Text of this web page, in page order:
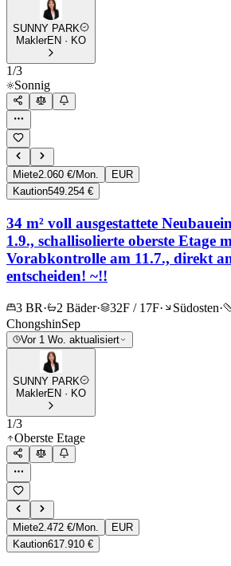
SUNNY PARK
MaklerEN · KO
1/3
Sonnig
Miete2.060 €/Mon.
EUR
Kaution549.254 €
34 m² voll ausgestattete
1.9., schallisolierte oberste Etage
Vorabkontrolle am 11.7., direkt
entscheiden! ~!!
3 BR· 2 Bäder· 32F / 17F· Südosten·
ChongshinSep
Vor 1 Wo. aktualisiert
SUNNY PARK
MaklerEN · KO
1/3
Oberste Etage
Miete2.472 €/Mon.
EUR
Kaution617.910 €